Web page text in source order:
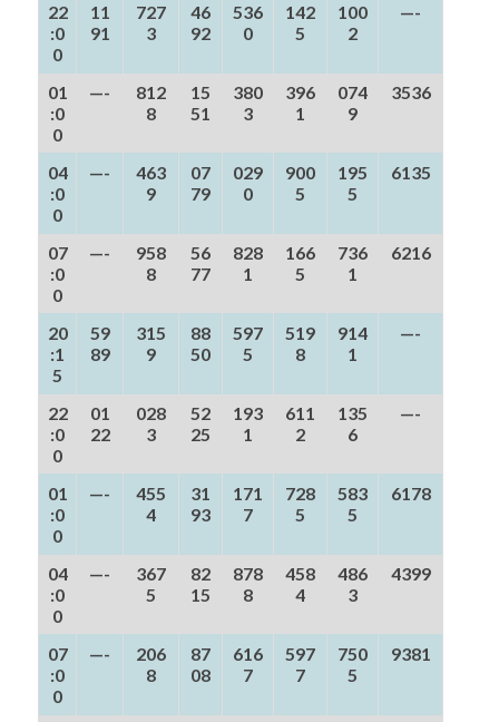
22
:0
0
11
91
727
3
46
92
536
0
142
5
100
2
—-
01
:0
0
—-
812
8
15
51
380
3
396
1
074
9
3536
04
:0
0
—-
463
9
07
79
029
0
900
5
195
5
6135
07
:0
0
—-
958
8
56
77
828
1
166
5
736
1
6216
20
:1
5
59
89
315
9
88
50
597
5
519
8
914
1
—-
22
:0
0
01
22
028
3
52
25
193
1
611
2
135
6
—-
01
:0
0
—-
455
4
31
93
171
7
728
5
583
5
6178
04
:0
0
—-
367
5
82
15
878
8
458
4
486
3
4399
07
:0
0
—-
206
8
87
08
616
7
597
7
750
5
9381